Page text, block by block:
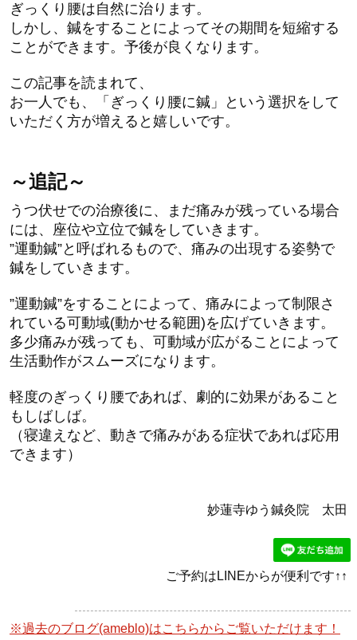
ぎっくり腰は自然に治ります。
しかし、鍼をすることによってその期間を短縮する
ことができます。予後が良くなります。
この記事を読まれて、
お一人でも、「ぎっくり腰に鍼」という選択をして
いただく方が増えると嬉しいです。
～追記～
うつ伏せでの治療後に、まだ痛みが残っている場合
には、座位や立位で鍼をしていきます。
”運動鍼”と呼ばれるもので、痛みの出現する姿勢で
鍼をしていきます。
”運動鍼”をすることによって、痛みによって制限さ
れている可動域(動かせる範囲)を広げていきます。
多少痛みが残っても、可動域が広がることによって
生活動作がスムーズになります。
軽度のぎっくり腰であれば、劇的に効果があること
もしばしば。
（寝違えなど、動きで痛みがある症状であれば応用
できます）
妙蓮寺ゆう鍼灸院 太田
ご予約はLINEからが便利です↑↑
※過去のブログ(ameblo)はこちらからご覧いただけます！